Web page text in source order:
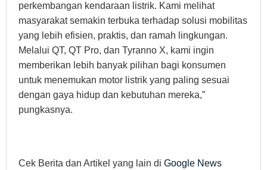
perkembangan kendaraan listrik. Kami melihat
masyarakat semakin terbuka terhadap solusi mobilitas
yang lebih efisien, praktis, dan ramah lingkungan.
Melalui QT, QT Pro, dan Tyranno X, kami ingin
memberikan lebih banyak pilihan bagi konsumen
untuk menemukan motor listrik yang paling sesuai
dengan gaya hidup dan kebutuhan mereka,”
pungkasnya.
Cek Berita dan Artikel yang lain di Google News